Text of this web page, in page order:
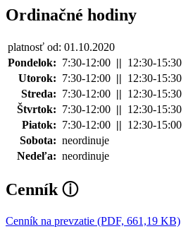
Ordinačné hodiny
platnosť od: 01.10.2020
Pondelok: 7:30-12:00 || 12:30-15:30
Utorok: 7:30-12:00 || 12:30-15:30
Streda: 7:30-12:00 || 12:30-15:30
Štvrtok: 7:30-12:00 || 12:30-15:30
Piatok: 7:30-12:00 || 12:30-15:00
Sobota: neordinuje
Nedeľa: neordinuje
Cenník ⓘ
Cenník na prevzatie (PDF, 661,19 KB)